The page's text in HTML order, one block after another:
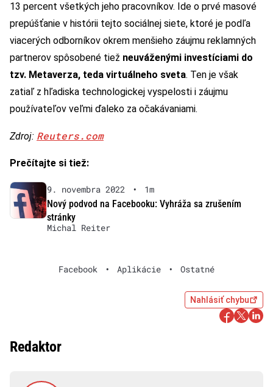
13 percent všetkých jeho pracovníkov. Ide o prvé masové
prepúšťanie v histórii tejto sociálnej siete, ktoré je podľa
viacerých odborníkov okrem menšieho záujmu reklamných
partnerov spôsobené tiež neuváženými investíciami do
tzv. Metaverza, teda virtuálneho sveta. Ten je však
zatiaľ z hľadiska technologickej vyspelosti i záujmu
používateľov veľmi ďaleko za očakávaniami.
Zdroj: Reuters.com
Prečítajte si tiež:
9. novembra 2022 •
1m
Nový podvod na Facebooku: Vyhráža sa zrušením
stránky
Michal Reiter
Facebook • Aplikácie • Ostatné
Nahlásiť chybu
Redaktor